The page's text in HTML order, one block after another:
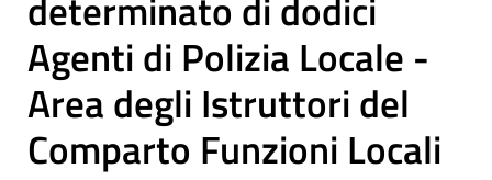
Agenti di Polizia Locale -
Area degli Istruttori del
Comparto Funzioni Locali